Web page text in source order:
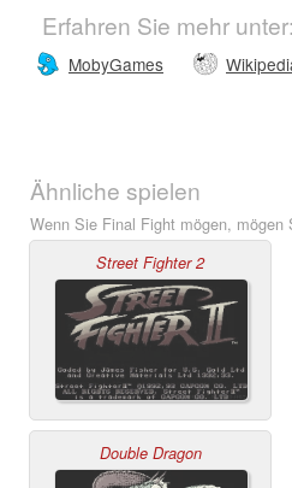
Erfahren Sie mehr unter:
MobyGames
Ähnliche spielen
Wenn Sie Final Fight mögen, mögen
Street Fighter 2
Double Dragon